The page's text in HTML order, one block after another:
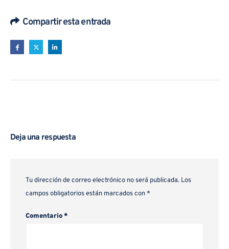
Compartir esta entrada
Deja una respuesta
Tu dirección de correo electrónico no será publicada. Los
campos obligatorios están marcados con *
Comentario*